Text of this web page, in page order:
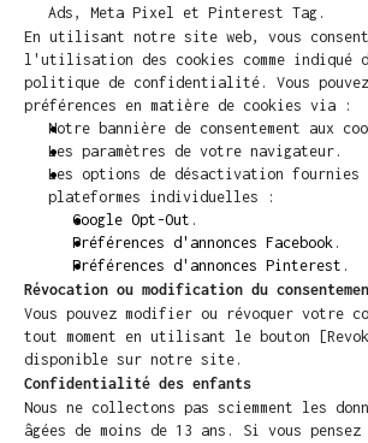
Ads, Meta Pixel et Pinterest Tag.
En utilisant notre site web, vous
l'utilisation des cookies comme indiqué
politique de confidentialité. Vous
préférences en matière de cookies via :
Notre bannière de consentement aux
Les paramètres de votre navigateur.
Les options de désactivation fournies
plateformes individuelles :
Google Opt-Out .
Préférences d'annonces Facebook .
Préférences d'annonces Pinterest .
Révocation ou modification du
Vous pouvez modifier ou révoquer votre
tout moment en utilisant le bouton
disponible sur notre site.
Confidentialité des enfants
Nous ne collectons pas sciemment les
âgées de moins de 13 ans. Si vous